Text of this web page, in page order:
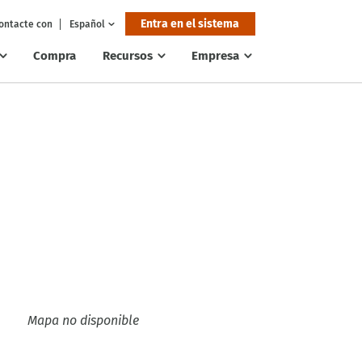
con Español Entra en el sistema
Compra Recursos Empresa
Mapa no disponible